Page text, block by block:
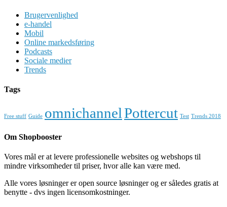
Brugervenlighed
e-handel
Mobil
Online markedsføring
Podcasts
Sociale medier
Trends
Tags
Free stuff Guide omnichannelPottercut Test Trends 2018
Om Shopbooster
Vores mål er at levere professionelle websites og webshops til
mindre virksomheder til priser, hvor alle kan være med.
Alle vores løsninger er open source løsninger og er således gratis at
benytte - dvs ingen licensomkostninger.